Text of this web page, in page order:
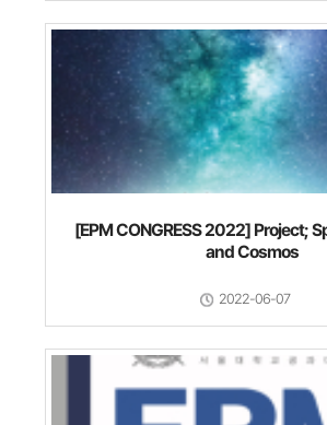
[EPM CONGRESS 2022] Project;
and Cosmos
2022-06-07